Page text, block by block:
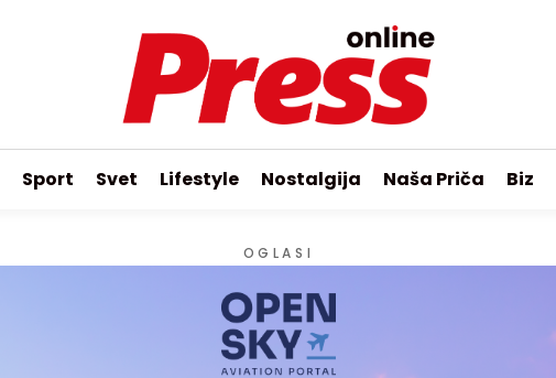
Sport Svet Lifestyle Nostalgija Naša Priča Biz
OGLASI